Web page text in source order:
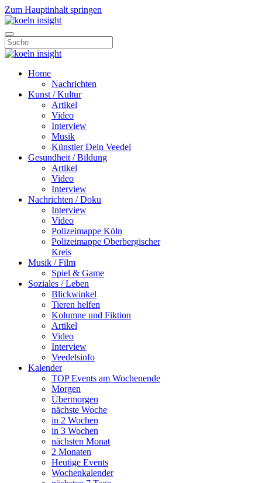
Zum Hauptinhalt springen
Home
Nachrichten
Kunst / Kultur
Artikel
Video
Interview
Musik
Künstler Dein Veedel
Gesundheit / Bildung
Artikel
Video
Interview
Nachrichten / Doku
Interview
Video
Polizeimappe Köln
Polizeimappe Oberbergischer
Kreis
Musik / Film
Spiel & Game
Soziales / Leben
Blickwinkel
Tieren helfen
Kolumne und Fiktion
Artikel
Video
Interview
Veedelsinfo
Kalender
TOP Events am Wochenende
Morgen
Übermorgen
nächste Woche
in 2 Wochen
in 3 Wochen
nächsten Monat
2 Monaten
Heutige Events
Wochenkalender